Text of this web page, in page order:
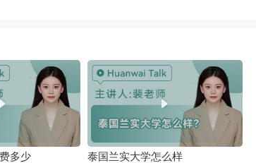
多少 泰国兰实大学怎么样